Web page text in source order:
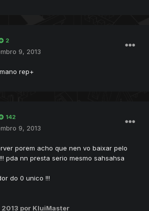
2
9, 2013
rep+
142
9, 2013
porem acho que nen vo baixar pelo
pda nn presta serio mesmo sahsahsa
do 0 unico !!!
2013 por KluiMaster